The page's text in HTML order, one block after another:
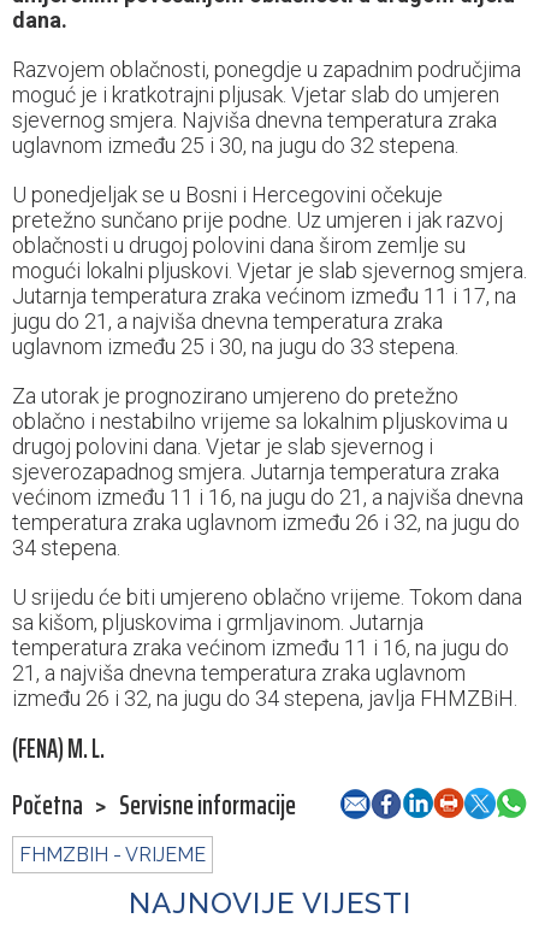
dana.
Razvojem oblačnosti, ponegdje u zapadnim područjima
moguć je i kratkotrajni pljusak. Vjetar slab do umjeren
sjevernog smjera. Najviša dnevna temperatura zraka
uglavnom između 25 i 30, na jugu do 32 stepena.
U ponedjeljak se u Bosni i Hercegovini očekuje
pretežno sunčano prije podne. Uz umjeren i jak razvoj
oblačnosti u drugoj polovini dana širom zemlje su
mogući lokalni pljuskovi. Vjetar je slab sjevernog smjera.
Jutarnja temperatura zraka većinom između 11 i 17, na
jugu do 21, a najviša dnevna temperatura zraka
uglavnom između 25 i 30, na jugu do 33 stepena.
Za utorak je prognozirano umjereno do pretežno
oblačno i nestabilno vrijeme sa lokalnim pljuskovima u
drugoj polovini dana. Vjetar je slab sjevernog i
sjeverozapadnog smjera. Jutarnja temperatura zraka
većinom između 11 i 16, na jugu do 21, a najviša dnevna
temperatura zraka uglavnom između 26 i 32, na jugu do
34 stepena.
U srijedu će biti umjereno oblačno vrijeme. Tokom dana
sa kišom, pljuskovima i grmljavinom. Jutarnja
temperatura zraka većinom između 11 i 16, na jugu do
21, a najviša dnevna temperatura zraka uglavnom
između 26 i 32, na jugu do 34 stepena, javlja FHMZBiH.
(FENA) M. L.
Početna > Servisne informacije
FHMZBIH - VRIJEME
NAJNOVIJE VIJESTI